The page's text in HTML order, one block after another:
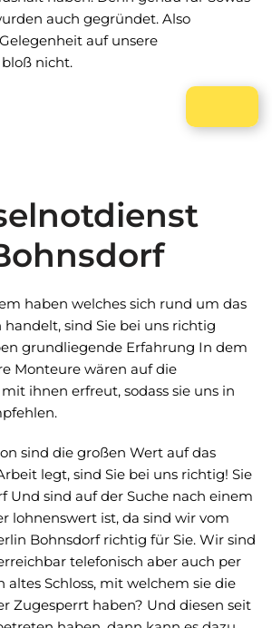
auch gegründet. Also
auf unsere
nicht.
haben welches sich rund um das
handelt, sind Sie bei uns richtig
grundliegende Erfahrung In dem
Monteure wären auf die
ihnen erfreut, sodass sie uns in
sind die großen Wert auf das
legt, sind Sie bei uns richtig! Sie
Und sind auf der Suche nach einem
lohnenswert ist, da sind wir vom
Bohnsdorf richtig für Sie. Wir sind
telefonisch aber auch per
altes Schloss, mit welchem sie die
Zugesperrt haben? Und diesen seit